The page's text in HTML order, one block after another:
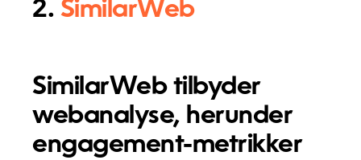
2. SimilarWeb
SimilarWeb tilbyder
webanalyse, herunder
engagement-metrikker